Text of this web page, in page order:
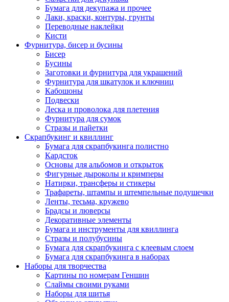
Бумага для декупажа и прочее
Лаки, краски, контуры, грунты
Переводные наклейки
Кисти
Фурнитура, бисер и бусины
Бисер
Бусины
Заготовки и фурнитура для украшений
Фурнитура для шкатулок и ключниц
Кабошоны
Подвески
Леска и проволока для плетения
Фурнитура для сумок
Стразы и пайетки
Скрапбукинг и квиллинг
Бумага для скрапбукинга полистно
Кардсток
Основы для альбомов и открыток
Фигурные дыроколы и кримперы
Натирки, трансферы и стикеры
Трафареты, штампы и штемпельные подушечки
Ленты, тесьма, кружево
Брадсы и люверсы
Декоративные элементы
Бумага и инструменты для квиллинга
Стразы и полубусины
Бумага для скрапбукинга с клеевым слоем
Бумага для скрапбукинга в наборах
Наборы для творчества
Картины по номерам Геншин
Слаймы своими руками
Наборы для шитья